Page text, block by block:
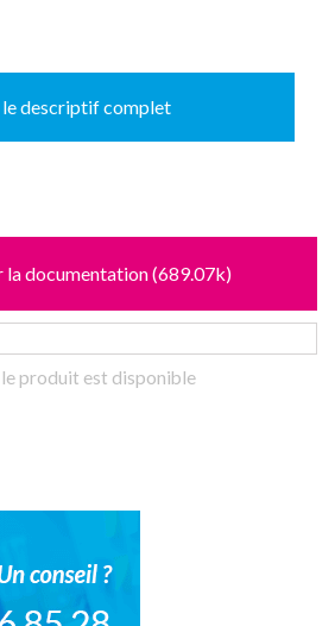
le descriptif complet
la documentation (689.07k)
produit est disponible